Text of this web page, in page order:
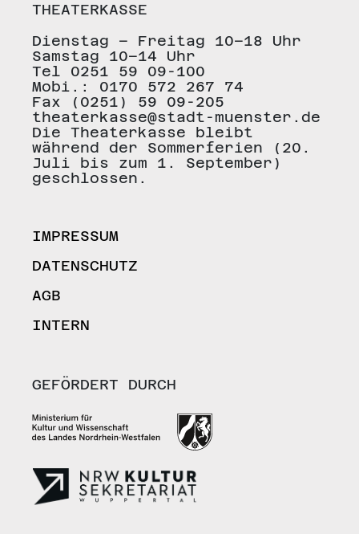
THEATERKASSE
Dienstag – Freitag 10–18 Uhr
Samstag 10–14 Uhr
Tel 0251 59 09-100
Mobi.: 0170 572 267 74
Fax (0251) 59 09-205
theaterkasse@stadt-muenster.de
Die Theaterkasse bleibt
während der Sommerferien (20.
Juli bis zum 1. September)
geschlossen.
IMPRESSUM
DATENSCHUTZ
AGB
INTERN
GEFÖRDERT DURCH